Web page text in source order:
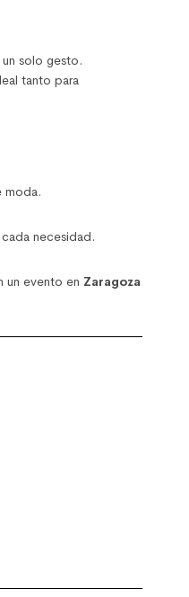
solo gesto.
tanto para
moda.
necesidad.
un evento en Zaragoza